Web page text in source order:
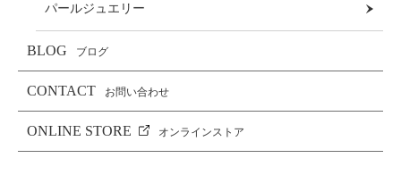
パールジュエリー
BLOG ブログ
CONTACT お問い合わせ
ONLINE STORE オンラインストア